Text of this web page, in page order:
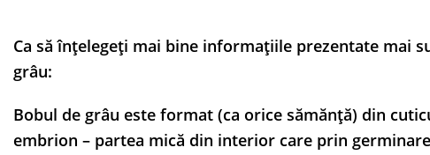
Ca să înțelegeți mai bine informațiile prezentate mai
grâu:
Bobul de grâu este format (ca orice sămănță) din
embrion – partea mică din interior care prin